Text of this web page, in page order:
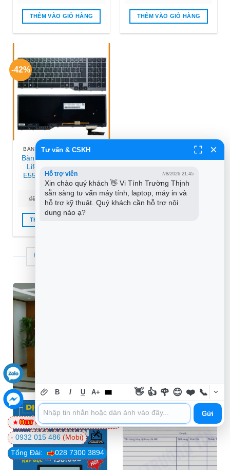
là:
₫250.000.
tại
₫150.000.
THÊM VÀO GIỎ HÀNG
là:
₫700.000.
tại
THÊM VÀO GIỎ HÀNG
-42%
BÀN PHÍM LAPTOP FUJITSU
Bàn phím Laptop Fujitsu
Lifebook E554, E556,
E557 | Lắp Đặt Tận Nơi
TPHCM
₫600.000
Giá
gốc
là:
₫600.000.
₫350.000
Giá
hiện
THÊM VÀO GIỎ HÀNG
Tổng Đài: 028 7300 3894
- 0932 015 486 (Mobi)
0981 81 32 72(Viettel)
Tư vấn & CSKH
Hỗ trợ viên 7/8/2026 21:45
Xin chào quý khách 👋 Vi Tính Trường Thịnh
sẵn sàng tư vấn máy tính, laptop, máy in và
hỗ trợ kỹ thuật. Quý khách cần hỗ trợ nội
dung nào ạ?
B I U A+ 👋 👍 🌹 😊 ❤️ 📞
Gửi